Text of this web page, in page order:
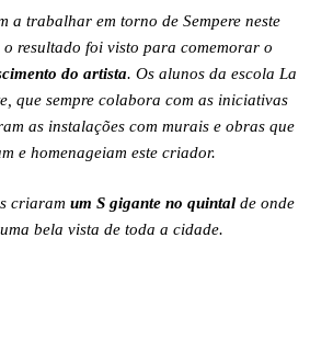
a trabalhar em torno de Sempere neste
o resultado foi visto para comemorar o
do artista. Os alunos da escola La
que sempre colabora com as iniciativas
as instalações com murais e obras que
e homenageiam este criador.
criaram um S gigante no quintalde onde
bela vista de toda a cidade.